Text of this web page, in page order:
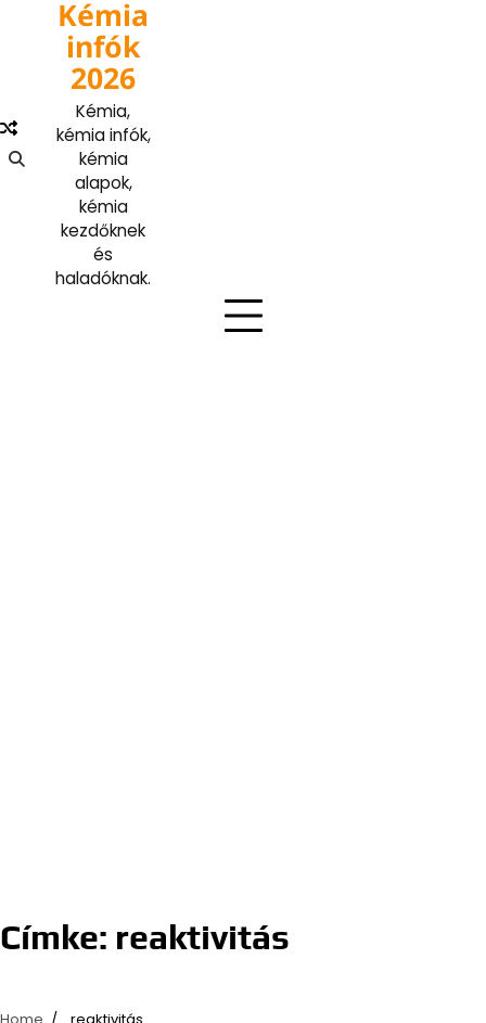
Kémia
infók
2026
Kémia,
kémia infók,
kémia
alapok,
kémia
kezdőknek
és
haladóknak.
Címke: reaktivitás